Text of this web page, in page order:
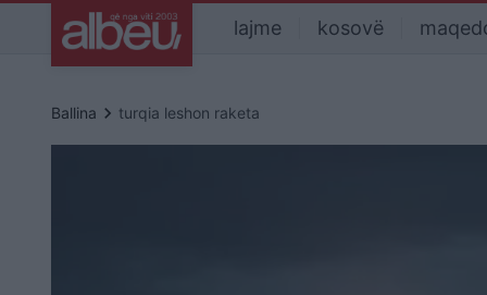
lajme kosovë
Ballina keyboard_arrow_right turqia leshon raketa